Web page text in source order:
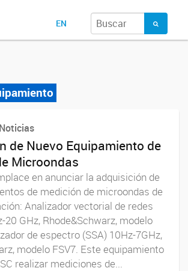
EN
de Nuevo Equipamiento de
Microondas
en anunciar la adquisición de
de medición de microondas de
Analizador vectorial de redes
20 GHz, Rhode&Schwarz, modelo
de espectro (SSA) 10Hz-7GHz,
modelo FSV7. Este equipamiento
realizar mediciones de...